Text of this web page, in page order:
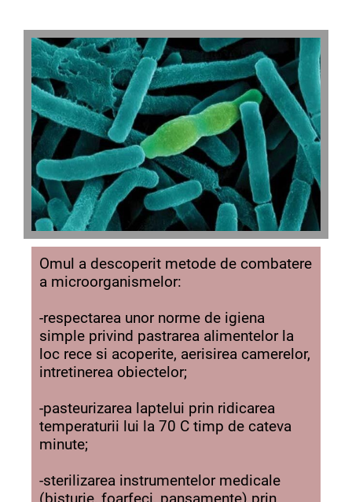
Omul a descoperit metode de combatere
a microorganismelor:
-respectarea unor norme de igiena
simple privind pastrarea alimentelor la
loc rece si acoperite, aerisirea camerelor,
intretinerea obiectelor;
-pasteurizarea laptelui prin ridicarea
temperaturii lui la 70 C timp de cateva
minute;
-sterilizarea instrumentelor medicale